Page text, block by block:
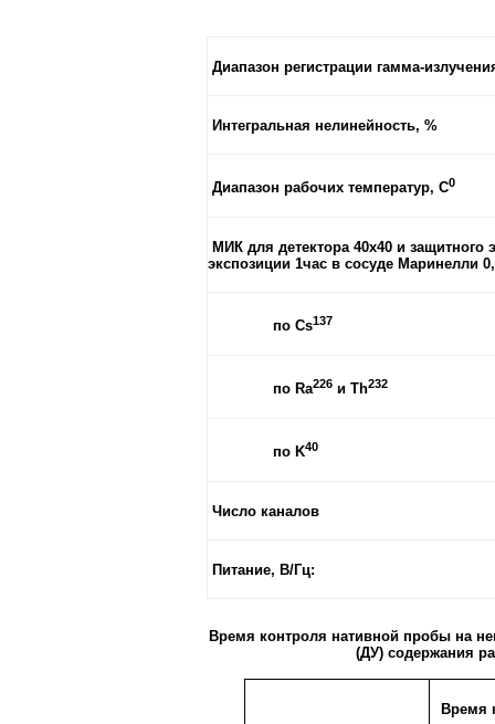
Диапазон регистрации гамма-
Интегральная нелинейность, %
Диапазон рабочих температур, C0
МИК для детектора 40х40 и
экспозиции 1час в сосуде Маринелли
по Сs137
по Ra226и Th232
по K40
Число каналов
Питание, В/Гц:
Время контроля нативной пробы на
(ДУ) содержания
Время